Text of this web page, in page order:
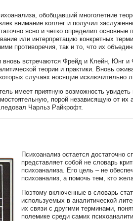
обобщавший многолетние
внимание коллег и получил
ясно и четко определил
или интерпретацию конкретных
противоречия, так и то, что их
вновь встречаются Фрейд и Клейн, Юнг
теории и практики. Вновь
случаях носящие исключительно
имеет приятную возможность
порой независящую от
Чарльз Райкрофт.
Психоанализ остается достаточно
представляет собой не словарь
психоанализа. Его цель – не
психоанализ, а помочь тем, кто
Поэтому включенные в словарь
используемых в аналитической
их связи с другими терминами,
полемике среди самих